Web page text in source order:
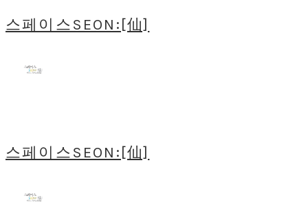
스페이스SEON:[仙]
스페이스SEON:[仙]